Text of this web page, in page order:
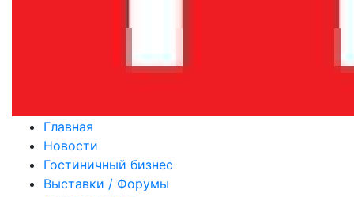
Главная
Новости
Гостиничный бизнес
Выставки / Форумы